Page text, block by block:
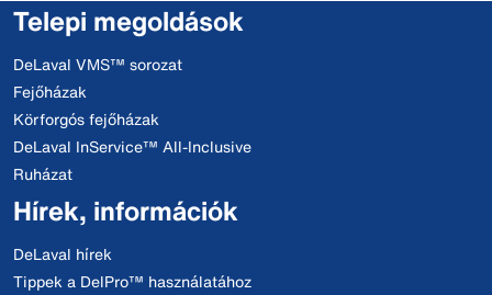
Telepi megoldások
DeLaval VMS™ sorozat
Fejőházak
Körforgós fejőházak
DeLaval InService™ All-Inclusive
Ruházat
Hírek, információk
DeLaval hírek
Tippek a DelPro™ használatához